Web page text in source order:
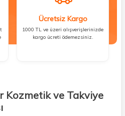
Ücretsiz Kargo
1000 TL ve üzeri alışverişlerinizde
kargo ücreti ödemezsiniz.
Kozmetik ve Takviye